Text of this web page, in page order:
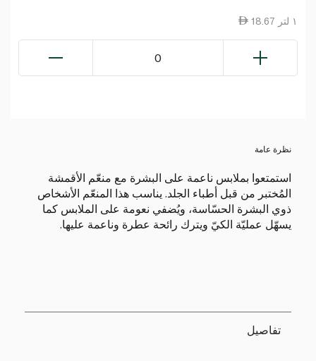
18.67 ١ لتر
0
نظرة عامة
استمتعوا بملابس ناعمة على البشرة مع منعّم الأقمشة
المُختبر من قبل أطباء الجلد. يناسب هذا المنعّم الأشخاص
ذوي البشرة الحسّاسة، ويُضفي نعومة على الملابس كما
يسهّل عمليّة الكيّ ويترك رائحة عطرة وناعمة عليها.
تفاصيل